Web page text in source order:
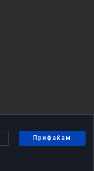
Прифаќам